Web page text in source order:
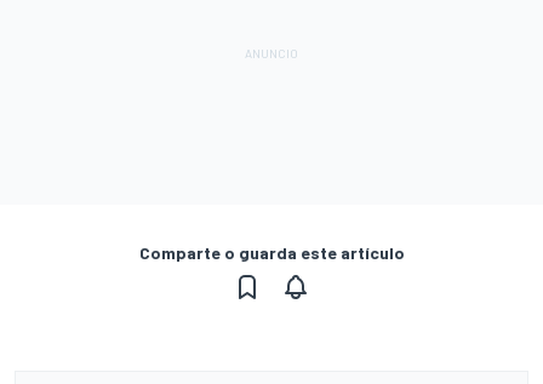
Comparte o guarda este artículo